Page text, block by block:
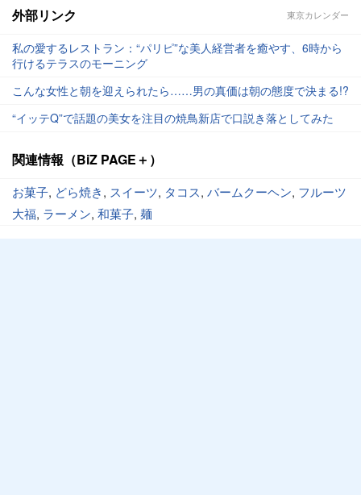
外部リンク 東京カレンダー
私の愛するレストラン：“パリピ”な美人経営者を癒やす、6時から
行けるテラスのモーニング
こんな女性と朝を迎えられたら……男の真価は朝の態度で決まる!?
“イッテQ”で話題の美女を注目の焼鳥新店で口説き落としてみた
関連情報（BiZ PAGE＋）
お菓子, どら焼き, スイーツ, タコス, バームクーヘン, フルーツ
大福, ラーメン, 和菓子, 麺